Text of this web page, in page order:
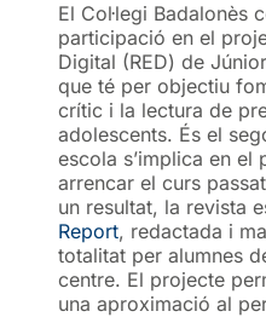
El Col·legi Badalonès
participació en el
Digital (RED) de
que té per objectiu
crític i la lectura de
adolescents. És el
escola s’implica en el
arrencar el curs
un resultat, la revista
Report, redactada i
totalitat per alumnes
centre. El projecte
una aproximació al